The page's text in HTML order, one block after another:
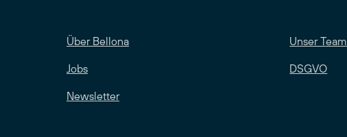
Über Bellona Unser Team
Jobs DSGVO
Newsletter